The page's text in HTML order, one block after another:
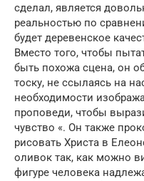
сделал, является
реальностью по
будет деревенское
Вместо того, чтобы
быть похожа сцена, он
тоску, не ссылаясь на
необходимости
проповеди, чтобы
чувство «. Он также
рисовать Христа в
оливок так, как можно
фигуре человека